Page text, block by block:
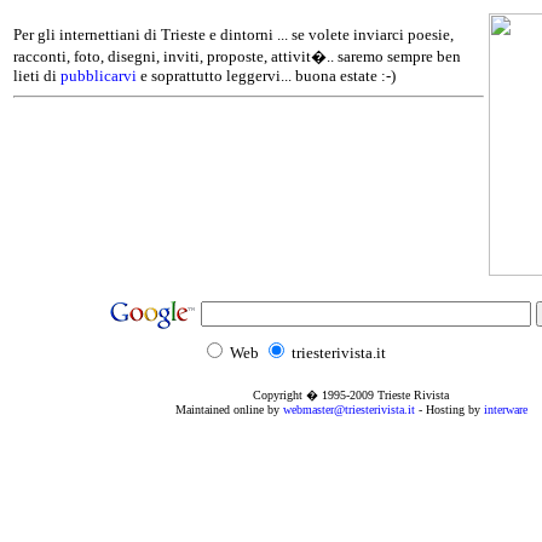
Per gli internettiani di Trieste e dintorni ... se volete inviarci poesie,
racconti, foto, disegni, inviti, proposte, attivit�.. saremo sempre ben
lieti di pubblicarvi e soprattutto leggervi... buona estate :-)
Web triesterivista.it
Copyright � 1995-2009 Trieste Rivista
Maintained online by webmaster@triesterivista.it- Hosting by interware